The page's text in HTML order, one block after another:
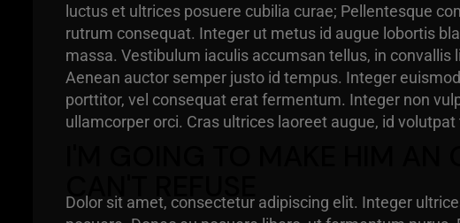
luctus et ultrices posuere cubilia curae; Pellentesque
rutrum consequat. Integer ut metus id augue lobortis
massa. Vestibulum iaculis accumsan tellus, in convallis
Aenean auctor semper justo id tempus. Integer
porttitor, vel consequat erat fermentum. Integer non
ullamcorper orci. Cras ultrices laoreet augue, id
CAN'T REFUSE
Dolor sit amet, consectetur adipiscing elit. Integer